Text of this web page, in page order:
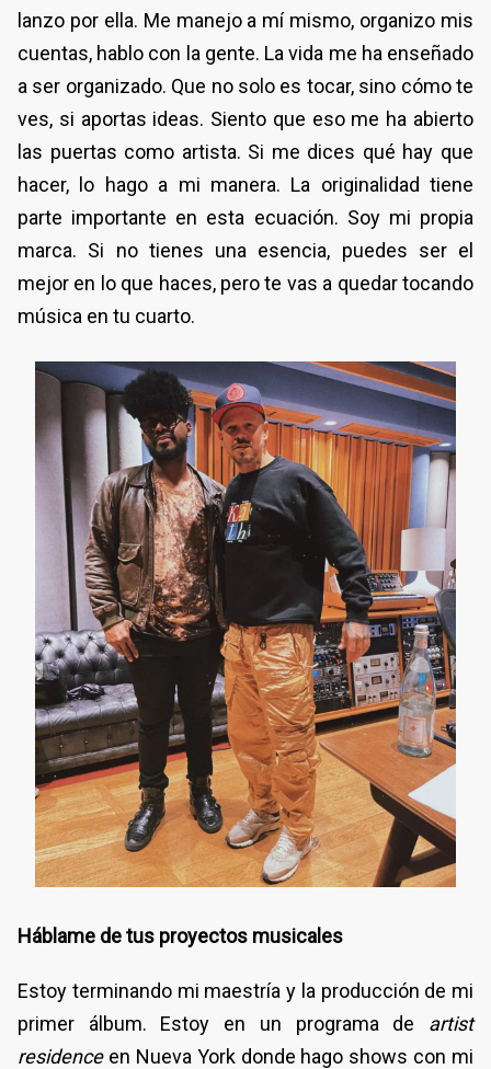
lanzo por ella. Me manejo a mí mismo, organizo mis
cuentas, hablo con la gente. La vida me ha enseñado
a ser organizado. Que no solo es tocar, sino cómo te
ves, si aportas ideas. Siento que eso me ha abierto
las puertas como artista. Si me dices qué hay que
hacer, lo hago a mi manera. La originalidad tiene
parte importante en esta ecuación. Soy mi propia
marca. Si no tienes una esencia, puedes ser el
mejor en lo que haces, pero te vas a quedar tocando
música en tu cuarto.
Háblame de tus proyectos musicales
Estoy terminando mi maestría y la producción de mi
primer álbum. Estoy en un programa de artist
residenceen Nueva York donde hago shows con mi